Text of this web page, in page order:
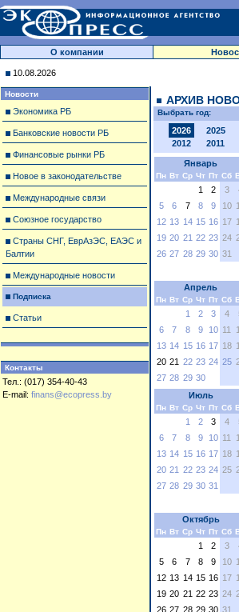
О компании
10.08.2026
Новости
Экономика РБ
Банковские новости РБ
Финансовые рынки РБ
Новое в законодательстве
Международные связи
Союзное государство
Страны СНГ, ЕврАзЭС, ЕАЭС и
Балтии
Международные новости
Подписка
Статьи
Контакты
Тел.: (017) 354-40-43
E-mail: finans@ecopress.by
АРХИВ
Выбрать год:
2026 2025
2012
2011
Январь
Пн Вт Ср Чт Пт Сб
1 2 3
5
6 7 8 9 10
12 13 14 15 16 17
19 20 21 22 23 24
26 27 28 29 30 31
Апрель
Пн Вт Ср Чт Пт Сб
1 2 3 4
6
7 8 9 10 11
13 14 15 16 17 18
20 21 22 23 24 25
27 28 29 30
Июль
Пн Вт Ср Чт Пт Сб
1 2 3 4
6
7 8 9 10 11
13 14 15 16 17 18
20 21 22 23 24 25
27 28 29 30 31
Октябрь
Пн Вт Ср Чт Пт Сб
1 2 3
5
6 7 8 9 10
12 13 14 15 16 17
19 20 21 22 23 24
26 27 28 29 30 31